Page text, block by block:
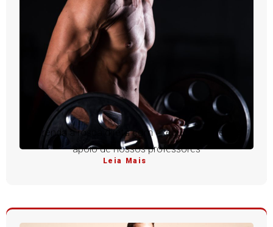
Aprenda a rosca direta com execução perfeita e
apoio de nossos professores
Leia Mais